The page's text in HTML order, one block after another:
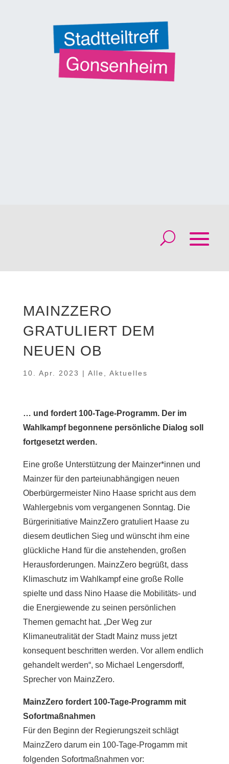
MAINZZERO
GRATULIERT DEM
NEUEN OB
10. Apr. 2023 | Alle Aktuelles
… und fordert 100-Tage-Programm. Der im
Wahlkampf begonnene persönliche Dialog soll
fortgesetzt werden.
Eine große Unterstützung der Mainzer*innen und
Mainzer für den parteiunabhängigen neuen
Oberbürgermeister Nino Haase spricht aus dem
Wahlergebnis vom vergangenen Sonntag. Die
Bürgerinitiative MainzZero gratuliert Haase zu
diesem deutlichen Sieg und wünscht ihm eine
glückliche Hand für die anstehenden, großen
Herausforderungen. MainzZero begrüßt, dass
Klimaschutz im Wahlkampf eine große Rolle
spielte und dass Nino Haase die Mobilitäts- und
die Energiewende zu seinen persönlichen
Themen gemacht hat. „Der Weg zur
Klimaneutralität der Stadt Mainz muss jetzt
konsequent beschritten werden. Vor allem endlich
gehandelt werden“, so Michael Lengersdorff,
Sprecher von MainzZero.
MainzZero fordert 100-Tage-Programm mit
Sofortmaßnahmen
Für den Beginn der Regierungszeit schlägt
MainzZero darum ein 100-Tage-Progamm mit
folgenden Sofortmaßnahmen vor: